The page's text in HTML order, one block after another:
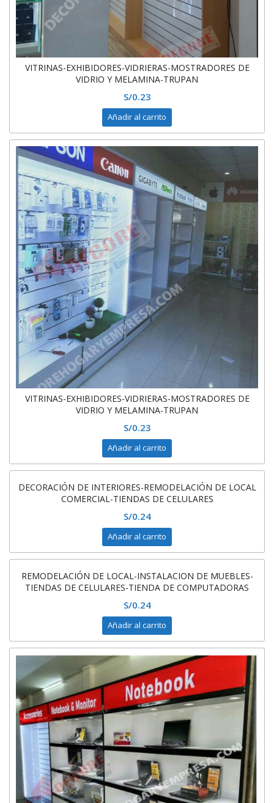
VITRINAS-EXHIBIDORES-VIDRIERAS-MOSTRADORES DE
VIDRIO Y MELAMINA-TRUPAN
S/0.23
Añadir al carrito
VITRINAS-EXHIBIDORES-VIDRIERAS-MOSTRADORES DE
VIDRIO Y MELAMINA-TRUPAN
S/0.23
Añadir al carrito
DECORACIÓN DE INTERIORES-REMODELACIÓN DE LOCAL
COMERCIAL-TIENDAS DE CELULARES
S/0.24
Añadir al carrito
REMODELACIÓN DE LOCAL-INSTALACION DE MUEBLES-
TIENDAS DE CELULARES-TIENDA DE COMPUTADORAS
S/0.24
Añadir al carrito